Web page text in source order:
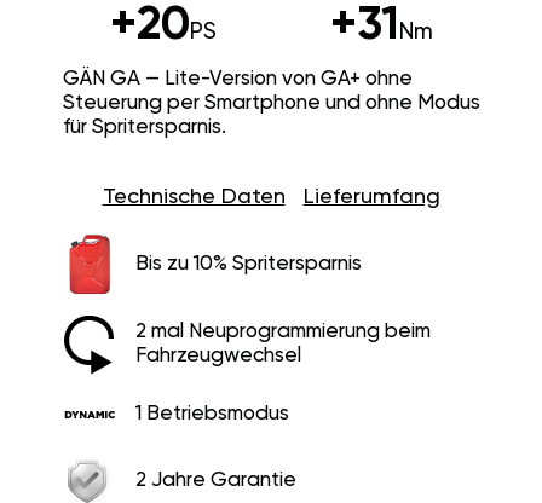
+20PS +31 Nm
GÄN GA — Lite-Version von GA+ ohne
Steuerung per Smartphone und ohne Modus
für Spritersparnis.
Technische Daten Lieferumfang
Bis zu 10% Spritersparnis
2 mal Neuprogrammierung beim
Fahrzeugwechsel
1 Betriebsmodus
2 Jahre Garantie